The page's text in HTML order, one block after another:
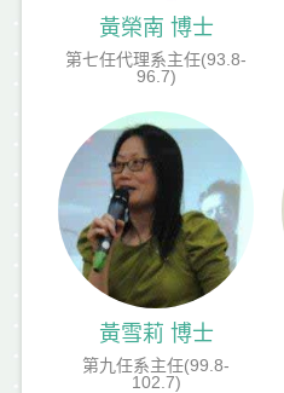
黃榮南 博士
第七任代理系主任(93.8-
96.7)
黃雪莉 博士
第九任系主任(99.8-
102.7)